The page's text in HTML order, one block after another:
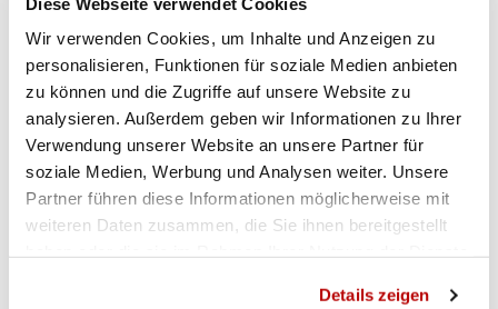
Wir verwenden Cookies, um Inhalte und Anzeigen zu
personalisieren, Funktionen für soziale Medien anbieten
zu können und die Zugriffe auf unsere Website zu
analysieren. Außerdem geben wir Informationen zu Ihrer
Verwendung unserer Website an unsere Partner für
soziale Medien, Werbung und Analysen weiter. Unsere
Partner führen diese Informationen möglicherweise mit
weiteren Daten zusammen, die Sie ihnen bereitgestellt
Details zeigen
carabina ad aria
2° posto carabina 50m a tre posizioni
1° posto carabina ad aria compressa 10m
2° posto carabina 50m a tre posizioni
1° posto carabina 50m a tre posizioni